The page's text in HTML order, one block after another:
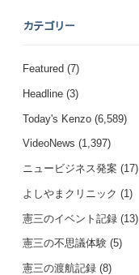
カテゴリー
Featured (7)
Headline (3)
Today's Kenzo (6,589)
VideoNews (1,397)
ニュービジネス発案 (17)
よしやまクリニック (1)
憲三のイベント記録 (13)
憲三の不思議体験 (5)
憲三の渡航記録 (8)